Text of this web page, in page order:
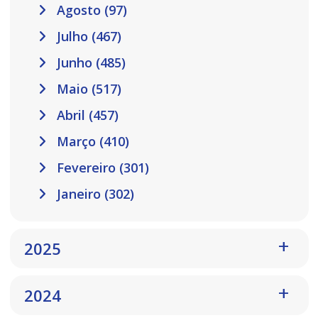
Agosto (97)
Julho (467)
Junho (485)
Maio (517)
Abril (457)
Março (410)
Fevereiro (301)
Janeiro (302)
2025
2024